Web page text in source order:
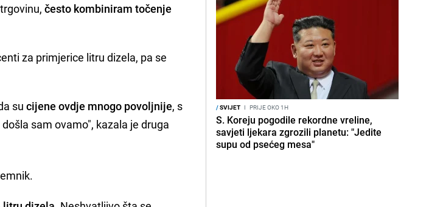
često kombiniram točenje
za primjerice litru dizela, pa se
sucijene ovdje mnogo povoljnije, s
sam ovamo", kazala je druga
/SVIJET I PRIJE OKO 1H
S. Koreju pogodile rekordne vreline,
savjeti ljekara zgrozili planetu: "Jedite
supu od psećeg mesa"